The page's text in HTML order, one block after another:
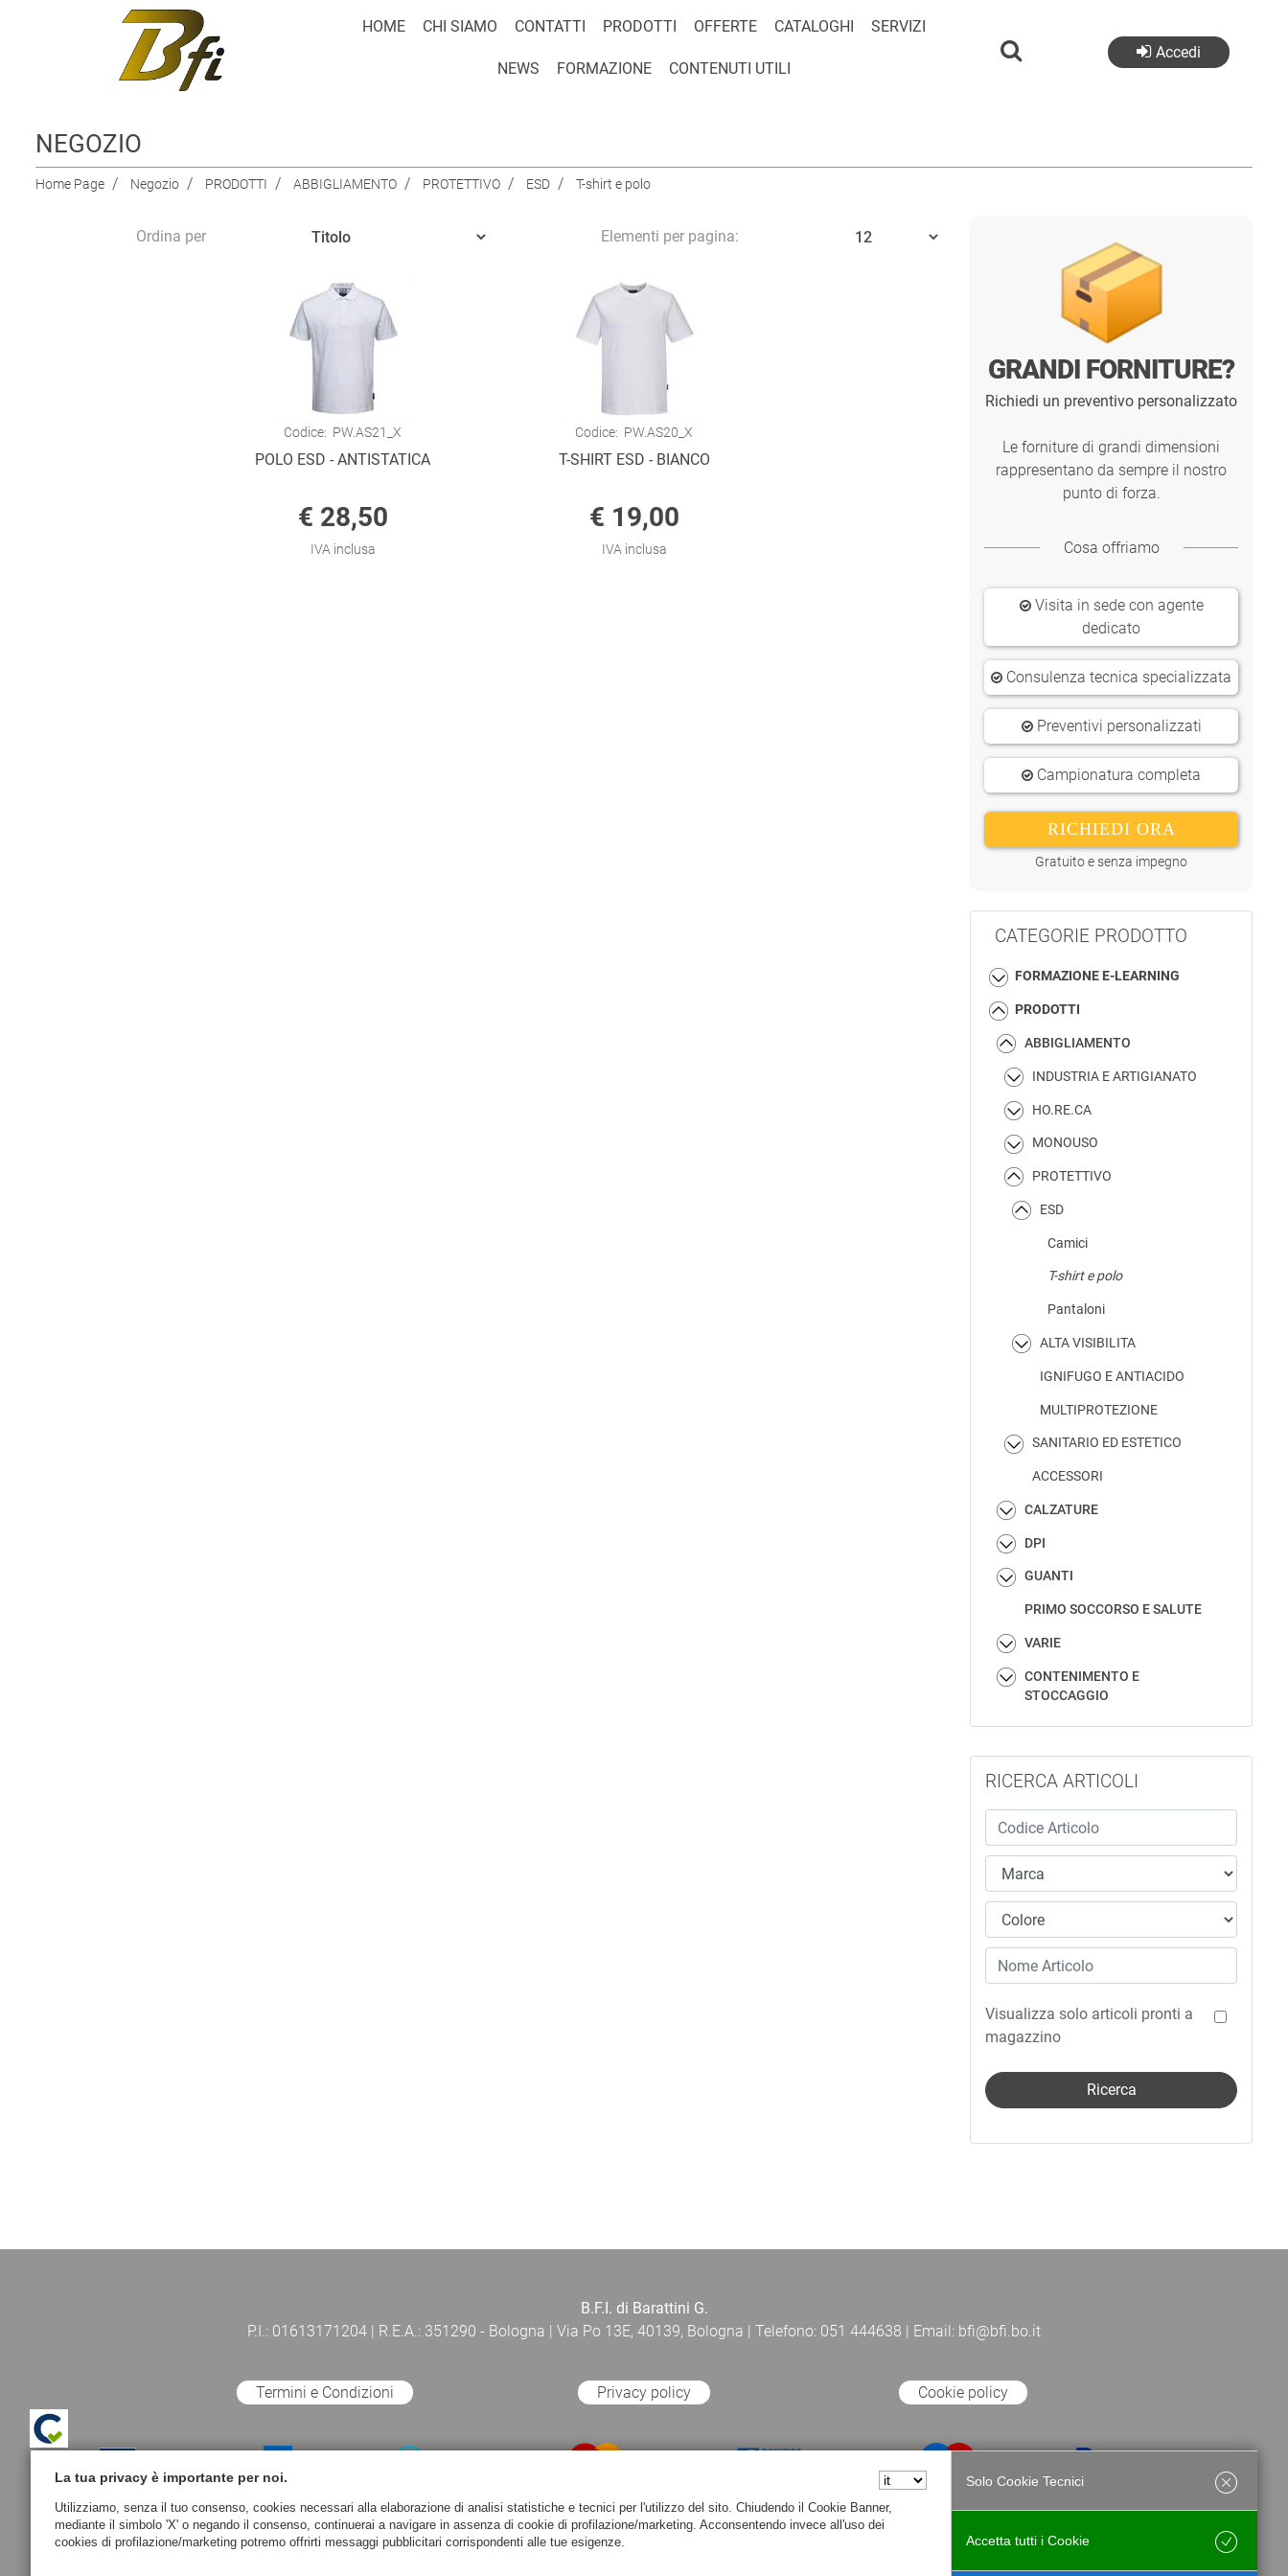
HOME CHI SIAMO CONTATTI PRODOTTI OFFERTE CATALOGHI SERVIZI
NEWS FORMAZIONE CONTENUTI UTILI
Accedi
NEGOZIO
Home Page Negozio PRODOTTI ABBIGLIAMENTO PROTETTIVO ESD T-shirt e polo
Ordina per Elementi per pagina:
Codice: PW.AS21_X
POLO ESD - ANTISTATICA
€ 28,50
IVA inclusa
Codice: PW.AS20_X
T-SHIRT ESD - BIANCO
€ 19,00
IVA inclusa
GRANDI FORNITURE?
Richiedi un preventivo personalizzato
Le forniture di grandi dimensioni
rappresentano da sempre il nostro
punto di forza.
Cosa offriamo
Visita in sede con agente
dedicato
Consulenza tecnica specializzata
Preventivi personalizzati
Campionatura completa
RICHIEDI ORA
Gratuito e senza impegno
CATEGORIE PRODOTTO
FORMAZIONE E-LEARNING
PRODOTTI
ABBIGLIAMENTO
INDUSTRIA E ARTIGIANATO
HO.RE.CA
MONOUSO
PROTETTIVO
ESD
Camici
T-shirt e polo
Pantaloni
ALTA VISIBILITA
IGNIFUGO E ANTIACIDO
MULTIPROTEZIONE
SANITARIO ED ESTETICO
ACCESSORI
CALZATURE
DPI
GUANTI
PRIMO SOCCORSO E SALUTE
VARIE
CONTENIMENTO E
STOCCAGGIO
RICERCA ARTICOLI
Visualizza solo articoli pronti a
magazzino
B.F.I. di Barattini G.
P.I.: 01613171204 | R.E.A.: 351290 - Bologna | Via Po 13E, 40139, Bologna | Telefono: 051 444638 | Email: bfi@bfi.bo.it
Termini e Condizioni Privacy policy Cookie policy
La tua privacy è importante per noi.
Utilizziamo, senza il tuo consenso, cookies necessari alla elaborazione di analisi statistiche e tecnici per l'utilizzo del sito. Chiudendo il Cookie Banner,
mediante il simbolo 'X' o negando il consenso, continuerai a navigare in assenza di cookie di profilazione/marketing. Acconsentendo invece all'uso dei
cookies di profilazione/marketing potremo offrirti messaggi pubblicitari corrispondenti alle tue esigenze.
Accetta tutti i Cookie
Solo Cookie Tecnici
Salva